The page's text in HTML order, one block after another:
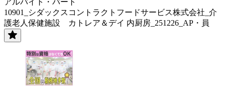
10901_シダックスコントラクトフードサービス株式会社_介
護老人保健施設 カトレア＆デイ 内厨房_251226_AP・員